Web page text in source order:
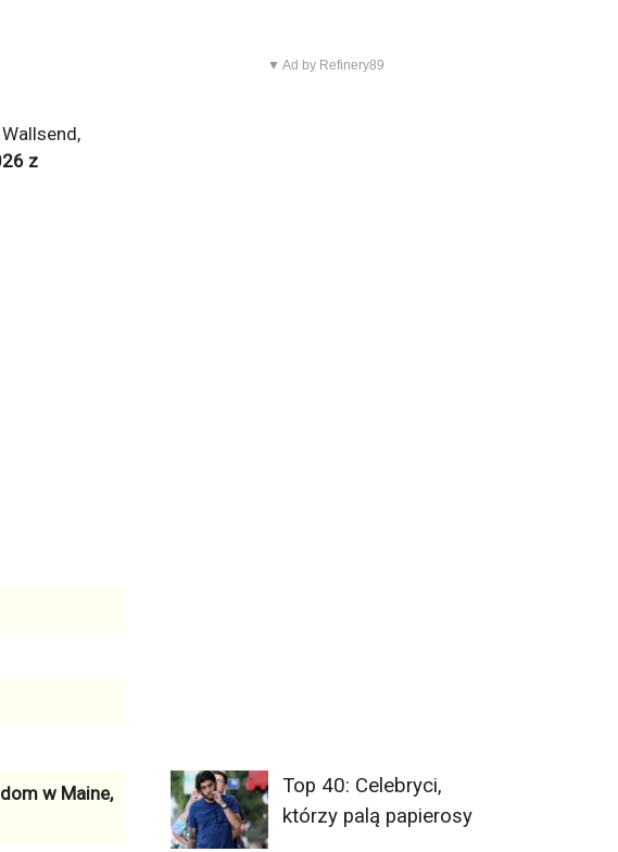
z
w Maine,
▼ Ad by Refinery89
Top 40: Celebryci,
którzy palą papierosy